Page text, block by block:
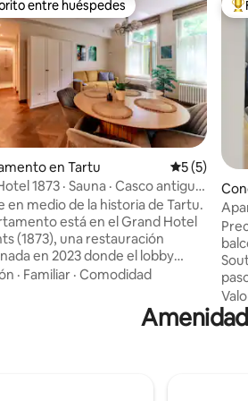
mejores en Favorito entre huéspedes
entre huéspedes
en Tartu Calificación
5 (5)
1873 · Sauna · Casco antiguo
y tranquilo
en medio de la historia de Tartu.
está en el Grand Hotel
(1873), una restauración
en 2023 donde el lobby
un hotel, porque lo era.
soleadas orientadas al sur que
patio verde y silencioso, la Plaza
· Familiar · Comodidad